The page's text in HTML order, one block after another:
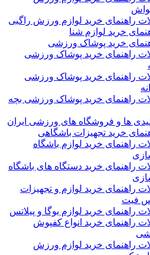
راهنمای خرید لوازم ورزش راگبی
خرید لوازم شنا
خرید پوشاک ورزشی
راهنمای خرید پوشاک ورزشی
راهنمای خرید پوشاک ورزشی
راهنمای خرید پوشاک ورزشی بچه
ها و فروشگاه های ورزشی ایران
خرید تجهیزات باشگاهی
راهنمای خرید لوازم باشگاه
راهنمای خرید دستگاه های باشگاه
راهنمای خرید لوازم و تجهیزات
فیت
راهنمای خرید لوازم یوگا و پیلاتس
راهنمای خرید انواع کفپوش
راهنمای خرید لوازم ورزش